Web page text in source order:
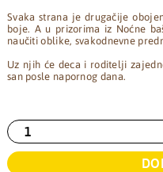
Svaka strana je drugačije
boje. A u prizorima iz Noćne
naučiti oblike, svakodnevne
Uz njih će deca i roditelji
san posle napornog dana.